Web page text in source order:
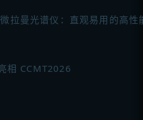
拉曼光谱仪：直观易用的高性
相 CCMT2026